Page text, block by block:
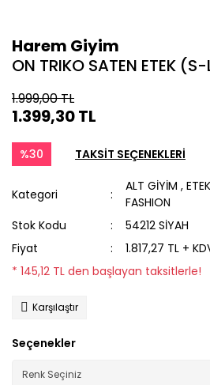
Harem Giyim
ON TRIKO SATEN ETEK
1.999,00 TL
1.399,30 TL
%30 TAKSİT SEÇENEKLERİ
Kategori
ALT GİYİM ,ETEK
FASHION
Stok Kodu
54212 SİYAH
Fiyat
1.817,27 TL +
* 145,12 TL den başlayan taksitlerle!
Karşılaştır
Seçenekler